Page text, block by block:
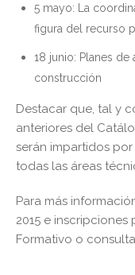
5 mayo: La
figura del recurso
18 junio: Planes
construcción
Destacar que, tal y
anteriores del
serán impartidos
todas las áreas
Para más
2015 e
Formativo o